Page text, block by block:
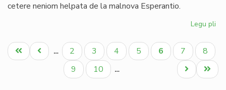
cetere neniom helpata de la malnova Esperantio.
Legu pli
la
Pagination
Unua
paĝo
Antaŭa
paĝo
… Paĝo
2 Paĝo
3 Paĝo
4 Paĝo
5
Aktuala
paĝo
6 Paĝo
7 Paĝo
8
Paĝo
9 Paĝo
10 …
Last
page
Next
page